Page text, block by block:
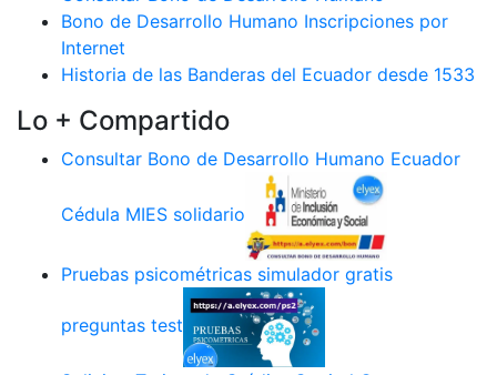
Bono de Desarrollo Humano Inscripciones por
Internet
Historia de las Banderas del Ecuador desde 1533
Lo + Compartido
Consultar Bono de Desarrollo Humano Ecuador
Cédula MIES solidario
Pruebas psicométricas simulador gratis
preguntas test